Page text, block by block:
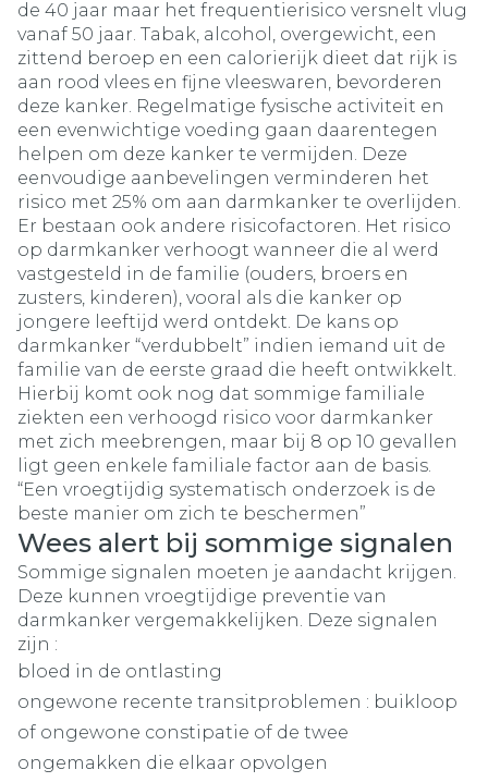
de 40 jaar maar het frequentierisico versnelt vlug
vanaf 50 jaar. Tabak, alcohol, overgewicht, een
zittend beroep en een calorierijk dieet dat rijk is
aan rood vlees en fijne vleeswaren, bevorderen
deze kanker. Regelmatige fysische activiteit en
een evenwichtige voeding gaan daarentegen
helpen om deze kanker te vermijden. Deze
eenvoudige aanbevelingen verminderen het
risico met 25% om aan darmkanker te overlijden.
Er bestaan ook andere risicofactoren. Het risico
op darmkanker verhoogt wanneer die al werd
vastgesteld in de familie (ouders, broers en
zusters, kinderen), vooral als die kanker op
jongere leeftijd werd ontdekt. De kans op
darmkanker “verdubbelt” indien iemand uit de
familie van de eerste graad die heeft ontwikkelt.
Hierbij komt ook nog dat sommige familiale
ziekten een verhoogd risico voor darmkanker
met zich meebrengen, maar bij 8 op 10 gevallen
ligt geen enkele familiale factor aan de basis.
“Een vroegtijdig systematisch onderzoek is de
beste manier om zich te beschermen”
Wees alert bij sommige signalen
Sommige signalen moeten je aandacht krijgen.
Deze kunnen vroegtijdige preventie van
darmkanker vergemakkelijken. Deze signalen
zijn :
bloed in de ontlasting
ongewone recente transitproblemen : buikloop
of ongewone constipatie of de twee
ongemakken die elkaar opvolgen